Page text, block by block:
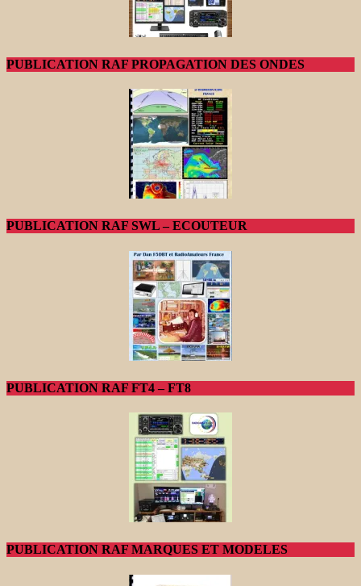
PUBLICATION RAF PROPAGATION DES ONDES
PUBLICATION RAF SWL – ECOUTEUR
PUBLICATION RAF FT4 – FT8
PUBLICATION RAF MARQUES ET MODELES